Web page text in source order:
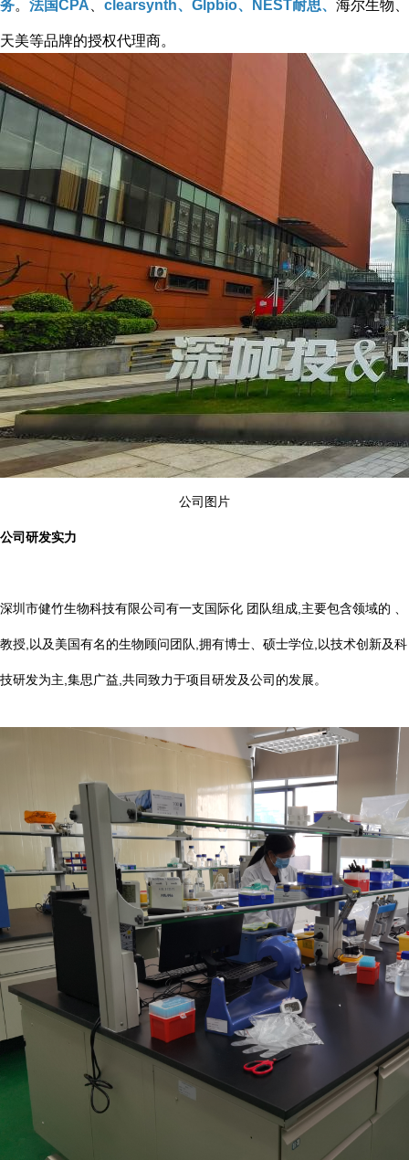
务。 法国CPA clearsynth、Glpbio、NEST耐思、 海尔生物、
天美等品牌的授权代理商。
公司图片
公司研发实力
深圳市健竹生物科技有限公司有一支国际化 团队组成,主要包含领域的 、
教授,以及美国有名的生物顾问团队,拥有博士、硕士学位,以技术创新及科
技研发为主,集思广益,共同致力于项目研发及公司的发展。